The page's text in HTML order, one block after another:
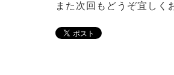
また次回もどうぞ宜しく